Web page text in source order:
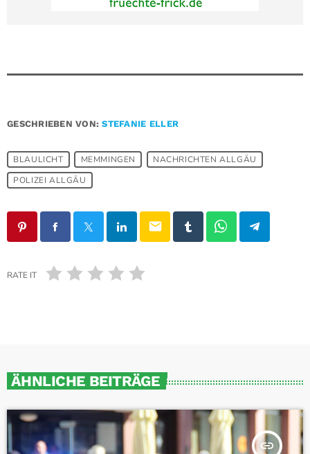
GESCHRIEBEN VON:STEFANIE ELLER
BLAULICHT MEMMINGEN
NACHRICHTEN ALLGÄU
POLIZEI ALLGÄU
email
RATE IT
ÄHNLICHE BEITRÄGE
insert_link